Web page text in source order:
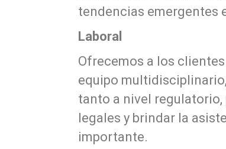
tendencias emergentes
Laboral
Ofrecemos a los
equipo
tanto a nivel
legales y brindar la
importante.